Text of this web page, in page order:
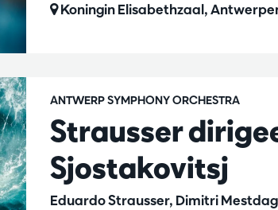
Koningin Elisabethzaal,
Strausser
Sjostakovitsj
Eduardo Strausser, Dimitri Mestdag
ANTWERP SYMPHONY ORCHESTRA